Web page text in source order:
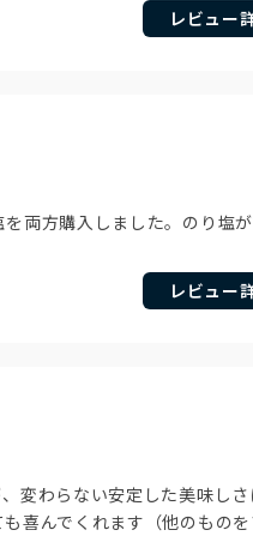
レビュー
両方購入しました。のり
レビュー
変わらない安定した美味し
喜んでくれます（他のもの